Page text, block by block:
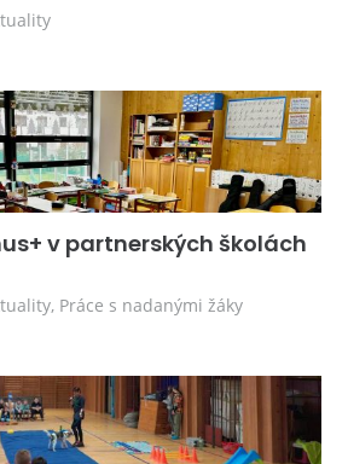
v partnerských školách
, Práce s nadanými žáky